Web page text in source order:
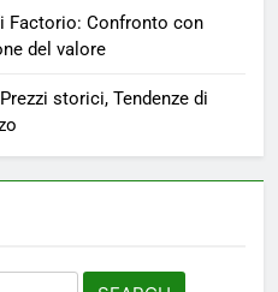
Factorio: Confronto con
del valore
storici, Tendenze di